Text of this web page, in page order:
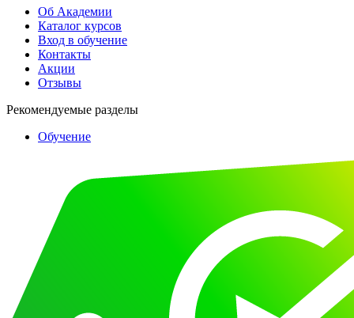
Об Академии
Каталог курсов
Вход в обучение
Контакты
Акции
Отзывы
Рекомендуемые разделы
Обучение